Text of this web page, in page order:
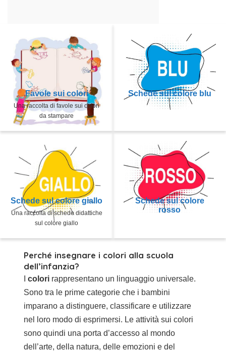
Favole sui colori
Una raccolta di favole sui colori
da stampare
Schede sul colore blu
Schede sul colore giallo
Una raccolta di schede didattiche
sul colore giallo
Schede sul colore
rosso
Perché insegnare i colori alla scuola
dell’infanzia?
colori rappresentano un linguaggio universale.
Sono tra le prime categorie che i bambini
imparano a distinguere, classificare e utilizzare
nel loro modo di esprimersi. Le attività sui colori
sono quindi una porta d’accesso al mondo
dell’arte, della natura, delle emozioni e del